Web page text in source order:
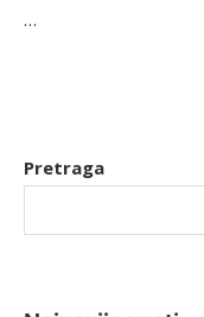
…
Pretraga